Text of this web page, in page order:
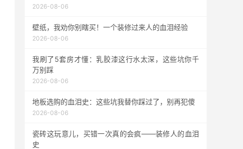
2026-08-06
壁纸，我劝你别瞎买！一个装修过来人的血泪经验
2026-08-06
我刷了5套房才懂：乳胶漆这行水太深，这些坑你千
万别踩
2026-08-06
地板选购的血泪史：这些坑我替你踩过了，别再犯傻
2026-08-06
瓷砖这玩意儿，买错一次真的会疯——装修人的血泪
史